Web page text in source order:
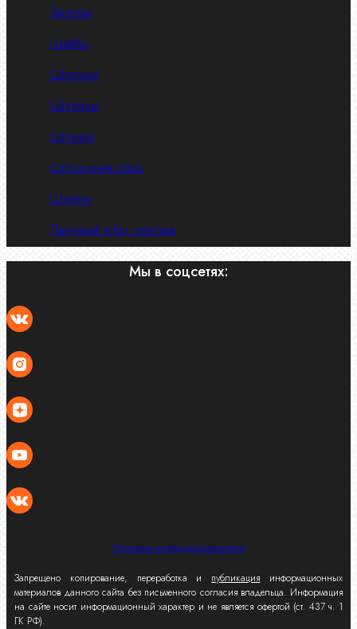
Такелаж
Шайбы
Шпильки
Шплинты
Шпонки
Шпоночная сталь
Штифты
Латунный и бр. крепеж
Мы в соцсетях:
Политика конфиденциальности
Запрещено копирование, переработка и публикация информационных
материалов данного сайта без письменного согласия владельца. Информация
на сайте носит информационный характер и не является офертой (ст. 437 ч. 1
ГК РФ).